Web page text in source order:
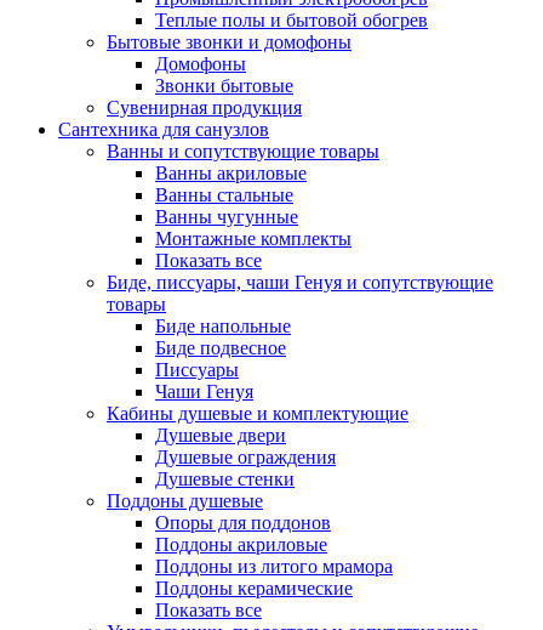
Теплые полы и бытовой обогрев
Бытовые звонки и домофоны
Домофоны
Звонки бытовые
Сувенирная продукция
Сантехника для санузлов
Ванны и сопутствующие товары
Ванны акриловые
Ванны стальные
Ванны чугунные
Монтажные комплекты
Показать все
Биде, писсуары, чаши Генуя и сопутствующие
товары
Биде напольные
Биде подвесное
Писсуары
Чаши Генуя
Кабины душевые и комплектующие
Душевые двери
Душевые ограждения
Душевые стенки
Поддоны душевые
Опоры для поддонов
Поддоны акриловые
Поддоны из литого мрамора
Поддоны керамические
Показать все